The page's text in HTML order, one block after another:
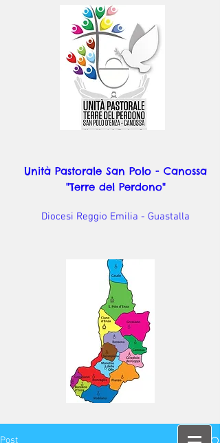
Unità Pastorale San Polo - Canossa
"Terre del Perdono"
Diocesi Reggio Emilia - Guastalla
Post